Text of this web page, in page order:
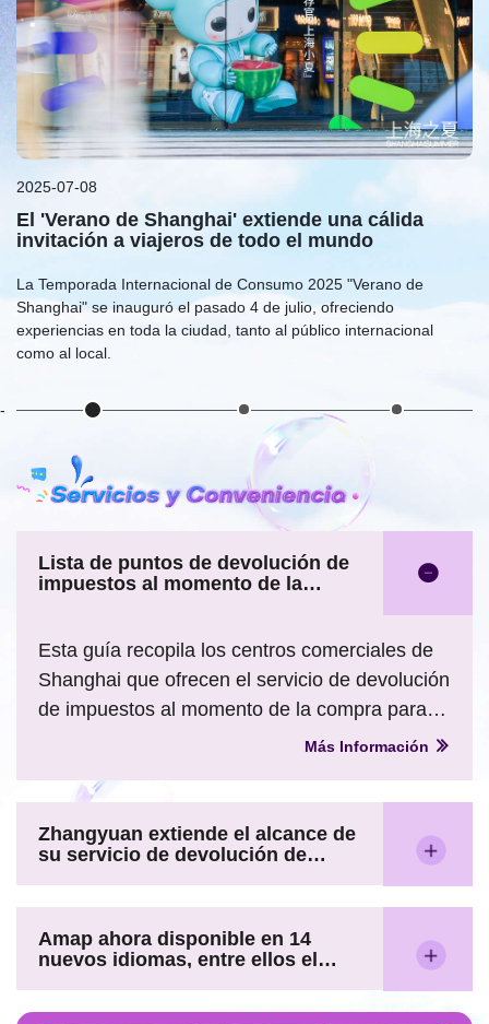
2025-07-07
Prepárese para la Temporada Internacional de
Consumo 2025 'Verano de Shanghai'
La Temporada Internacional de Consumo 2025 "Verano de
Shanghai", que se llevará a cabo de julio a octubre, ofrecerá una
variada selección de experiencias culturales, turísticas, deportivas
y comerciales, según se informó en una rueda de prensa
-
Lista de puntos de devolución de
impuestos al momento de la
Esta guía recopila los centros comerciales de
Shanghai que ofrecen el servicio de devolución
de impuestos al momento de la compra para
Más Información
Zhangyuan extiende el alcance de
su servicio de devolución de
Amap ahora disponible en 14
nuevos idiomas, entre ellos el